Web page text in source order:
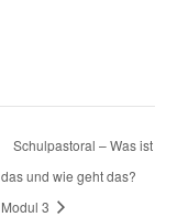
Schulpastoral – Was ist
das und wie geht das?
Modul 3